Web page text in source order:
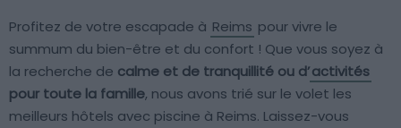
Profitez de votre escapade à Reims pour vivre le
summum du bien-être et du confort ! Que vous soyez à
la recherche de calme et de tranquillité ou d’activités
pour toute la famille, nous avons trié sur le volet les
meilleurs hôtels avec piscine à Reims. Laissez-vous